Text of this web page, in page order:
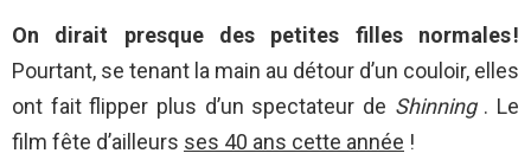
On dirait presque des petites filles normales !
Pourtant, se tenant la main au détour d’un couloir, elles
ont fait flipper plus d’un spectateur de Shinning . Le
film fête d’ailleurs ses 40 ans cette année !